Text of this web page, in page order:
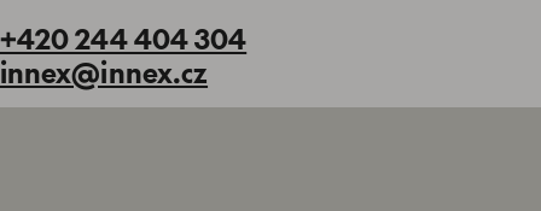
+420 244 404 304
innex@innex.cz